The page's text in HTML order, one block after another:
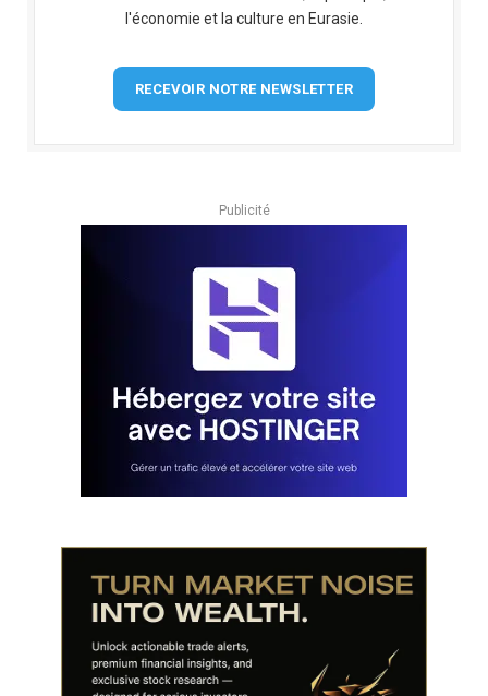
l'économie et la culture en Eurasie.
RECEVOIR NOTRE NEWSLETTER
Publicité